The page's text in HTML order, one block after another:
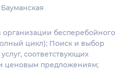
Бауманская
организации бесперебойного
цикл); Поиск и выбор
соответствующих
ценовым предложениям;